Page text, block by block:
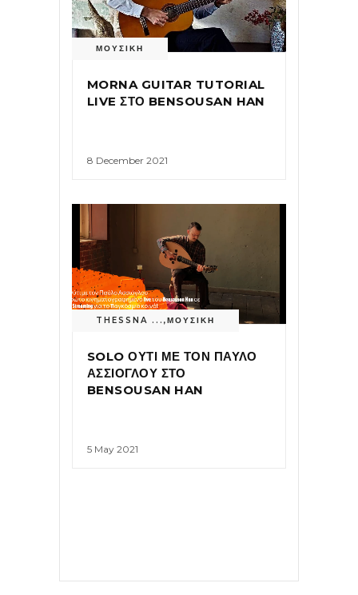
ΜΟΥΣΙΚΗ
MORNA GUITAR TUTORIAL
LIVE ΣΤΟ BENSOUSAN HAN
8 December 2021
THESSNA ... ,ΜΟΥΣΙΚΗ
SOLO ΟΥΤΙ ΜΕ ΤΟΝ ΠΑΥΛΟ
ΑΣΣΙΟΓΛΟΥ ΣΤΟ
BENSOUSAN HAN
5 May 2021